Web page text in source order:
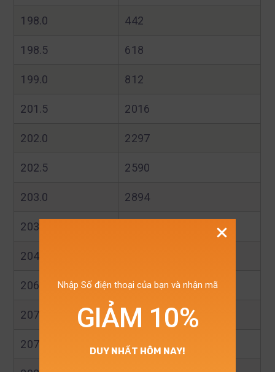
198.0 442
198.5 618
199.0 812
201.5 2016
202.0 2297
202.5 2590
203.0 2894
203.5
204.0
206.5 5317
207.0 5701
207.5 6094
Nhập Số điện thoại của bạn và nhận mã
GIẢM 10%
DUY NHẤT HÔM NAY!